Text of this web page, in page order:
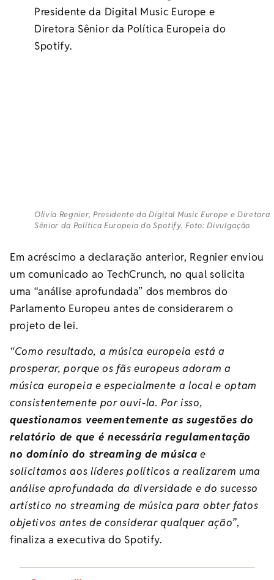
Presidente da Digital Music Europe e
Diretora Sênior da Política Europeia do
Spotify.
Olivia Regnier, Presidente da Digital Music Europe e Diretora
Sênior da Política Europeia do Spotify. Foto: Divulgação
Em acréscimo a declaração anterior, Regnier enviou
um comunicado ao TechCrunch, no qual solicita
uma “análise aprofundada” dos membros do
Parlamento Europeu antes de considerarem o
projeto de lei.
“Como resultado, a música europeia está a
prosperar, porque os fãs europeus adoram a
música europeia e especialmente a local e optam
consistentemente por ouvi-la. Por isso,
questionamos veementemente as sugestões do
relatório de que é necessária regulamentação
no domínio do streaming de música e
solicitamos aos líderes políticos a realizarem uma
análise aprofundada da diversidade e do sucesso
artístico no streaming de música para obter fatos
objetivos antes de considerar qualquer ação”,
finaliza a executiva do Spotify.